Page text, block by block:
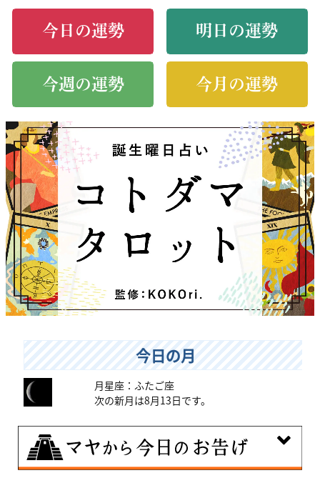
今日の運勢 明日の運勢
今週の運勢 今月の運勢
今日の月
月星座：ふたご座
次の新月は8月13日です。